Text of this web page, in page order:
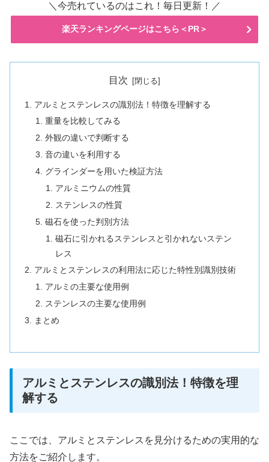
＼今売れているのはこれ！毎日更新！／
楽天ランキングページはこちら＜PR＞
目次
アルミとステンレスの識別法！特徴を理解する
重量を比較してみる
外観の違いで判断する
音の違いを利用する
グラインダーを用いた検証方法
アルミニウムの性質
ステンレスの性質
磁石を使った判別方法
磁石に引かれるステンレスと引かれないステン
レス
アルミとステンレスの利用法に応じた特性別識別技術
アルミの主要な使用例
ステンレスの主要な使用例
まとめ
アルミとステンレスの識別法！特徴を理
解する
ここでは、アルミとステンレスを見分けるための実用的な
方法をご紹介します。